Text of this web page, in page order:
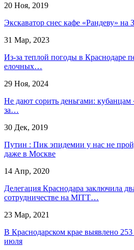
20 Ноя, 2019
Экскаватор снес кафе «Рандеву» на
31 Мар, 2023
Из-за теплой погоды в Краснодаре
елочных…
29 Ноя, 2024
Не дают сорить деньгами: кубанцам
за…
30 Дек, 2019
Путин : Пик эпидемии у нас не
даже в Москве
14 Апр, 2020
Делегация Краснодара заключила
сотрудничестве на MITT…
23 Мар, 2021
В Краснодарском крае выявлено 253
июля